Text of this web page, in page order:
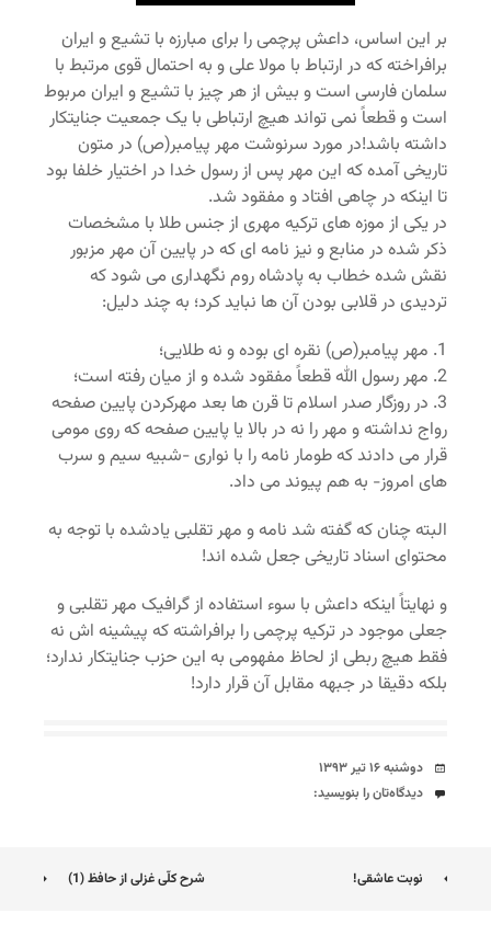
بر این اساس، داعش پرچمی را برای مبارزه با تشیع و ایران
برافراخته که در ارتباط با مولا علی و به احتمال قوی مرتبط با
سلمان فارسی است و بیش از هر چیز با تشیع و ایران مربوط
است و قطعاً نمی تواند هیچ ارتباطی با یک جمعیت جنایتکار
داشته باشد!در مورد سرنوشت مهر پیامبر(ص) در متون
تاریخی آمده که این مهر پس از رسول خدا در اختیار خلفا بود
تا اینکه در چاهی افتاد و مفقود شد.
در یکی از موزه های ترکیه مهری از جنس طلا با مشخصات
ذکر شده در منابع و نیز نامه ای که در پایین آن مهر مزبور
نقش شده خطاب به پادشاه روم نگهداری می شود که
تردیدی در قلابی بودن آن ها نباید کرد؛ به چند دلیل:
1. مهر پیامبر(ص) نقره ای بوده و نه طلایی؛
2. مهر رسول الله قطعاً مفقود شده و از میان رفته است؛
3. در روزگار صدر اسلام تا قرن ها بعد مهرکردن پایین صفحه
رواج نداشته و مهر را نه در بالا یا پایین صفحه که روی مومی
قرار می دادند که طومار نامه را با نواری -شبیه سیم و سرب
های امروز- به هم پیوند می داد.
البته چنان که گفته شد نامه و مهر تقلبی یادشده با توجه به
محتوای اسناد تاریخی جعل شده اند!
و نهایتاً اینکه داعش با سوء استفاده از گرافیک مهر تقلبی و
جعلی موجود در ترکیه پرچمی را برافراشته که پیشینه اش نه
فقط هیچ ربطی از لحاظ مفهومی به این حزب جنایتکار ندارد؛
بلکه دقیقا در جبهه مقابل آن قرار دارد!
تاریخ
دوشنبه ۱۶ تیر ۱۳۹۳
دیدگاه‌ها
دیدگاه‌تان را بنویسید:
ناوبری
نوبت عاشقی! شرح کلّی غزلی از حافظ (1)